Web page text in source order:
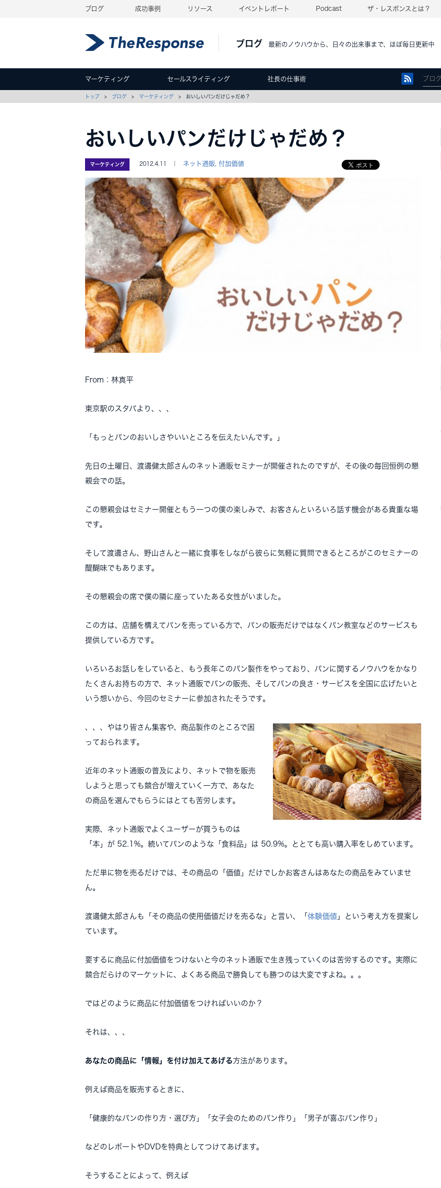
ブログ 成功事例 リソース イベントレポート Podcast ザ・レスポンスとは？
ブログ 最新のノウハウから、日々の出来事まで、ほぼ毎日更新中
マーケティング セールスライティング 社長の仕事術
トップ > ブログ > マーケティング > おいしいパンだけじゃだめ？
おいしいパンだけじゃだめ？
マーケティング 2012.4.11 ｜ ネット通販 付加価値
From：林真平
東京駅のスタバより、、、
「もっとパンのおいしさやいいところを伝えたいんです。」
先日の土曜日、渡邊健太郎さんのネット通販セミナーが開催されたのですが、その後の毎回恒例の懇
親会での話。
この懇親会はセミナー開催ともう一つの僕の楽しみで、お客さんといろいろ話す機会がある貴重な場
です。
そして渡邊さん、野山さんと一緒に食事をしながら彼らに気軽に質問できるところがこのセミナーの
醍醐味でもあります。
その懇親会の席で僕の隣に座っていたある女性がいました。
この方は、店舗を構えてパンを売っている方で、パンの販売だけではなくパン教室などのサービスも
提供している方です。
いろいろお話しをしていると、もう長年このパン製作をやっており、パンに関するノウハウをかなり
たくさんお持ちの方で、ネット通販でパンの販売、そしてパンの良さ・サービスを全国に広げたいと
いう想いから、今回のセミナーに参加されたそうです。
、、、やはり皆さん集客や、商品製作のところで困
っておられます。
近年のネット通販の普及により、ネットで物を販売
しようと思っても競合が増えていく一方で、あなた
の商品を選んでもらうにはとても苦労します。
実際、ネット通販でよくユーザーが買うものは
「本」が 52.1%。続いてパンのような「食料品」は 50.9%。ととても高い購入率をしめています。
ただ単に物を売るだけでは、その商品の「価値」だけでしかお客さんはあなたの商品をみていませ
ん。
渡邊健太郎さんも「その商品の使用価値だけを売るな」と言い、「 体験価値 」という考え方を提案し
ています。
要するに商品に付加価値をつけないと今のネット通販で生き残っていくのは苦労するのです。実際に
競合だらけのマーケットに、よくある商品で勝負しても勝つのは大変ですよね。。。
ではどのように商品に付加価値をつければいいのか？
それは、、、
あなたの商品に「情報」を付け加えてあげる方法があります。
例えば商品を販売するときに、
「健康的なパンの作り方・選び方」「女子会のためのパン作り」「男子が喜ぶパン作り」
などのレポートやDVDを特典としてつけてあげます。
そうすることによって、例えば